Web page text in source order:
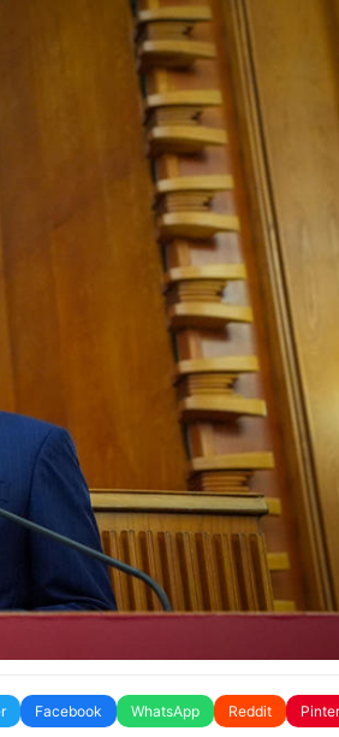
Facebook WhatsApp Reddit